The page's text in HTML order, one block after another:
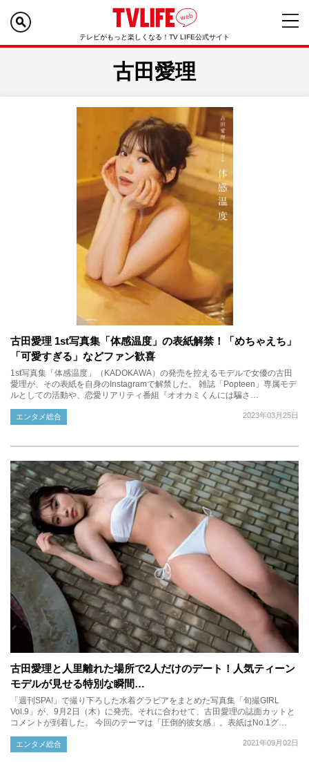
テレビがもっと楽しくなる！TV LIFE公式サイト
古田愛理
古田愛理 1st写真集「体感温度」の表紙解禁！「めちゃえち」
「可愛すぎる」などファン歓喜
1st写真集「体感温度」（KADOKAWA）の発売を控えるモデルで女優の古田
愛理が、その表紙を自身のInstagramで解禁した。 雑誌「Popteen」専属モデ
ルとしての活動や、恋愛リアリティ番組『オオカミくんには騙さ…
2023年03月25日
エンタメ総合
古田愛理と人里離れた場所で2人だけのデート！人気ティーン
モデルが見せる特別な瞬間…
「週刊SPA!」で撮り下ろした水着グラビアをまとめた写真集「旬撮GIRL
Vol.9」が、9月2日（木）に発売。それに合わせて、古田愛理の誌面カットと
コメントが到着した。 今回のテーマは「圧倒的彼女感」。表紙はNo.1グ…
2021年09月02日
エンタメ総合